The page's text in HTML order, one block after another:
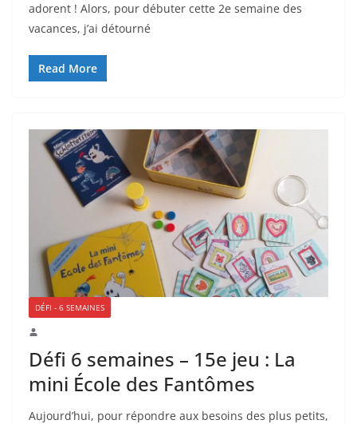
adorent ! Alors, pour débuter cette 2e semaine des
vacances, j’ai détourné
Read More
DÉFI - 6 SEMAINES
Défi 6 semaines – 15e jeu : La
mini École des Fantômes
Aujourd’hui, pour répondre aux besoins des plus petits,